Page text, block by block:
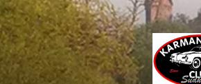
Zum
Inhalt
springen